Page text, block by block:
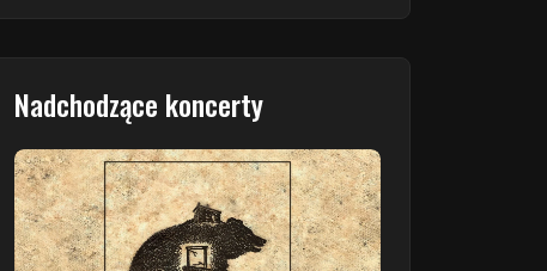
Nadchodzące koncerty